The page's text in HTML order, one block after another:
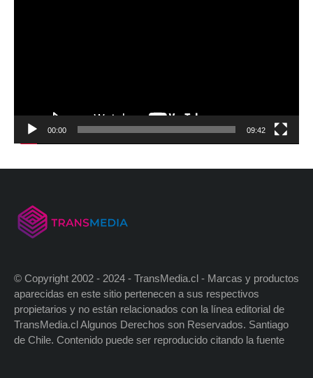
00:00 09:42
© Copyright 2002 - 2024 - TransMedia.cl - Marcas y productos
aparecidas en este sitio pertenecen a sus respectivos
propietarios y no están relacionados con la línea editorial de
TransMedia.cl Algunos Derechos son Reservados. Santiago
de Chile. Contenido puede ser reproducido citando la fuente